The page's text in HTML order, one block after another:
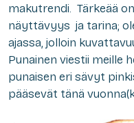
makutrendi. Tärkeää
näyttävyys ja tarina;
ajassa, jolloin
Punainen viestii meille
punaisen eri sävyt
pääsevät tänä